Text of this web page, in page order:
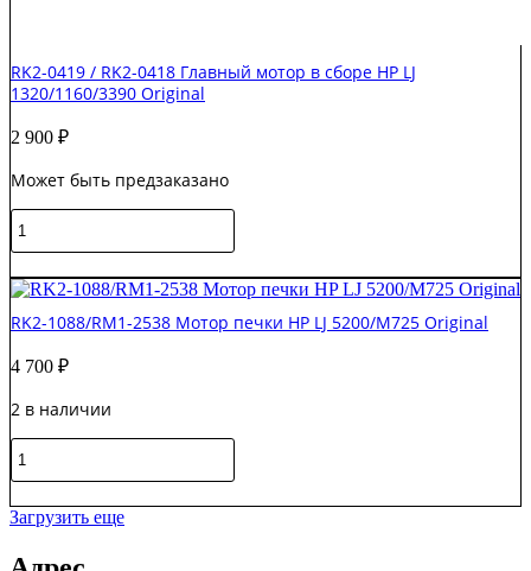
RK2-0419 / RK2-0418 Главный мотор в сборе HP LJ
1320/1160/3390 Original
2 900 ₽
Может быть предзаказано
Количество
товара
0419
/
RK2-
Главный
в
HP
LJ
Original
RK2-1088/RM1-2538 Мотор печки HP LJ 5200/M725 Original
4 700 ₽
2 в наличии
Количество
товара
1088/RM1-
2538
Мотор
Загрузить еще